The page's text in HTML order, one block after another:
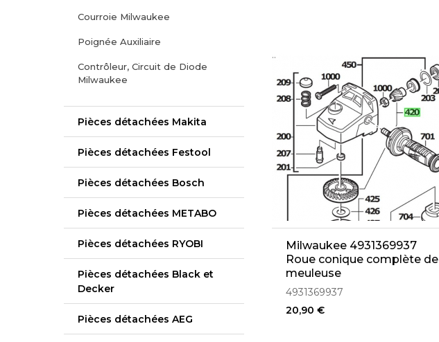
Courroie Milwaukee
Poignée Auxiliaire
Contrôleur, Circuit de Diode
Milwaukee
Pièces détachées Makita
Pièces détachées Festool
Pièces détachées Bosch
Pièces détachées METABO
Pièces détachées RYOBI
Pièces détachées Black et
Decker
Pièces détachées AEG
..
Milwaukee 4931369937
Roue conique complète de
meuleuse
4931369937
20,90 €